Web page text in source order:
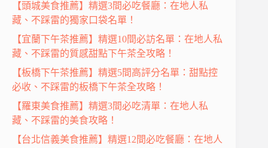
【頭城美食推薦】精選3間必吃餐廳：在地人私
藏、不踩雷的獨家口袋名單！
【宜蘭下午茶推薦】精選10間必訪名單：在地人私
藏、不踩雷的質感甜點下午茶全攻略！
【板橋下午茶推薦】精選5間高評分名單：甜點控
必收、不踩雷的板橋下午茶全攻略！
【羅東美食推薦】精選3間必吃清單：在地人私
藏、不踩雷的美食攻略！
【台北信義美食推薦】精選12間必吃餐廳：在地人